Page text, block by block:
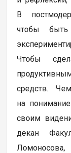
В
чтобы быть
Чтобы
средств.
на
своим
декан